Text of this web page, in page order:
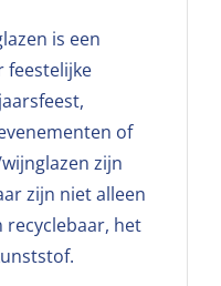
is een
feestelijke
of
zijn
zijn niet alleen
recyclebaar, het